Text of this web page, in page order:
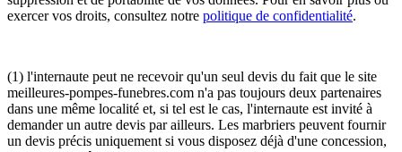
exercer vos droits, consultez notre politique de confidentialité.
(1) l'internaute peut ne recevoir qu'un seul devis du fait que le site
meilleures-pompes-funebres.com n'a pas toujours deux partenaires
dans une même localité et, si tel est le cas, l'internaute est invité à
demander un autre devis par ailleurs. Les marbriers peuvent fournir
un devis précis uniquement si vous disposez déjà d'une concession,